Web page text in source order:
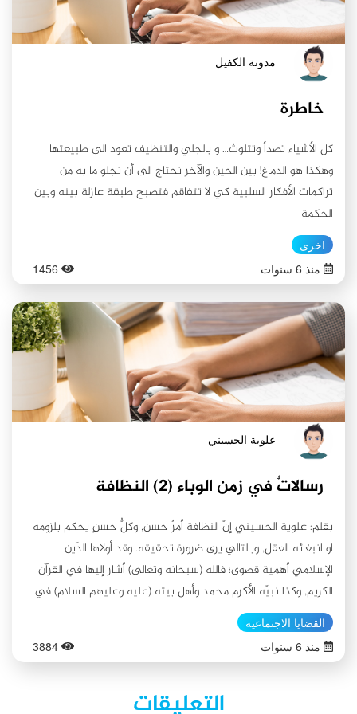
مدونة الكفيل
خاطرة
كل الأشياء تصدأ وتتلوث… و بالجلي والتنظيف تعود الى طبيعتها
وهكذا هو الدماغ! بين الحين والآخر نحتاج الى أن نجلو ما به من
تراكمات الأفكار السلبية كي لا تتفاقم فتصبح طبقة عازلة بينه وبين
الحكمة
اخرى
منذ 6 سنوات
1456
علوية الحسيني
رسالاتٌ في زمن الوباء (٢) النظافة
بقلم: علوية الحسيني إنّ النظافة أمرٌ حسن, وكلُّ حسنٍ يحكم بلزومه
او انبغائه العقل, وبالتالي يرى ضرورة تحقيقه. وقد أولاها الدّين
الإسلامي أهمية قصوى؛ فالله (سبحانه وتعالى) أشار إليها في القرآن
الكريم, وكذا نبيّه الأكرم محمد وأهل بيته (عليه وعليهم السلام) في
رواياتهم. فالمسلمون يتصفون بالنظافة في كلِّ حالٍ امتثالاً لما جاء في
كتابهم وموروثهم الروائي. النَّظافةُ لغةً: هي "النَّقاوة. والنَّظَافَة: مَصْدَرُ
التَّنْظِيف وَالْفِعْلُ اللَّازِمُ مِنْهُ نَظُفَ الشيءُ، بِالضَّمِّ، نَظَافَة، فَهُوَ نَظِيف:
في الدّين الإسلامي على كلّ حالٍ عمومًا, وفي زمن الوباء هذا خصوصًا,
القضايا الاجتماعية
منذ 6 سنوات
3884
التعليقات